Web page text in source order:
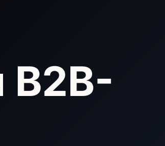
B2B-